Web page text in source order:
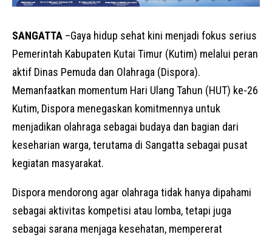
SANGATTA –Gaya hidup sehat kini menjadi fokus serius
Pemerintah Kabupaten Kutai Timur (Kutim) melalui peran
aktif Dinas Pemuda dan Olahraga (Dispora).
Memanfaatkan momentum Hari Ulang Tahun (HUT) ke-26
Kutim, Dispora menegaskan komitmennya untuk
menjadikan olahraga sebagai budaya dan bagian dari
keseharian warga, terutama di Sangatta sebagai pusat
kegiatan masyarakat.
Dispora mendorong agar olahraga tidak hanya dipahami
sebagai aktivitas kompetisi atau lomba, tetapi juga
sebagai sarana menjaga kesehatan, mempererat